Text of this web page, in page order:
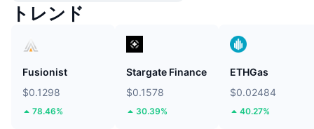
トレンド
Fusionist
$0.1298
78.46%
Stargate Finance
$0.1578
30.39%
ETHGas
$0.02484
40.27%